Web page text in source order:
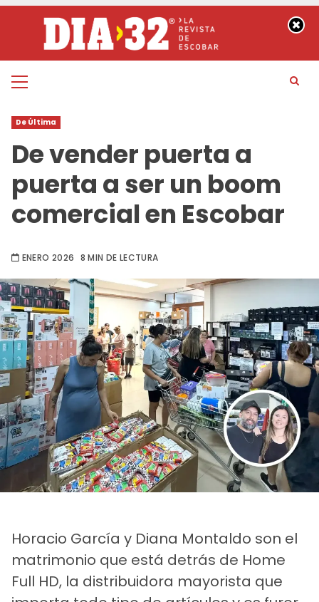
contenido
Menú
De Última
De vender puerta a
puerta a ser un boom
comercial en Escobar
ENERO 2026 8 MIN DE LECTURA
Horacio García y Diana Montaldo son el
matrimonio que está detrás de Home
Full HD, la distribuidora mayorista que